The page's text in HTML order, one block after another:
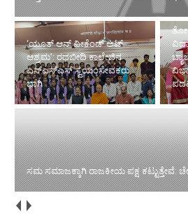
‘ಯೂತ್ ಆನ್ ವೀಕೆಂಡ್ ಅಟ್
ಆಶ್ರಮ’: ರಥಬೀದಿ ಕಾಲೇಜಿನ
ಎನ್‌ಎಸ್‌ಎಸ್ ಸ್ವಯಂಸೇವಕರು
ಭಾಗಿ
ಸಮ ಸಮಾಜಕ್ಕಾಗಿ ರಾಜಕೀಯ ಪಕ್ಷ ಕಟ್ಟುತ್ತೇವೆ: